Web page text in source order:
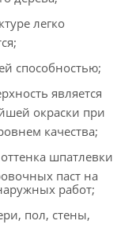
легко
способностью;
является
окраски при
качества;
шпатлевки
паст на
работ;
пол, стены,